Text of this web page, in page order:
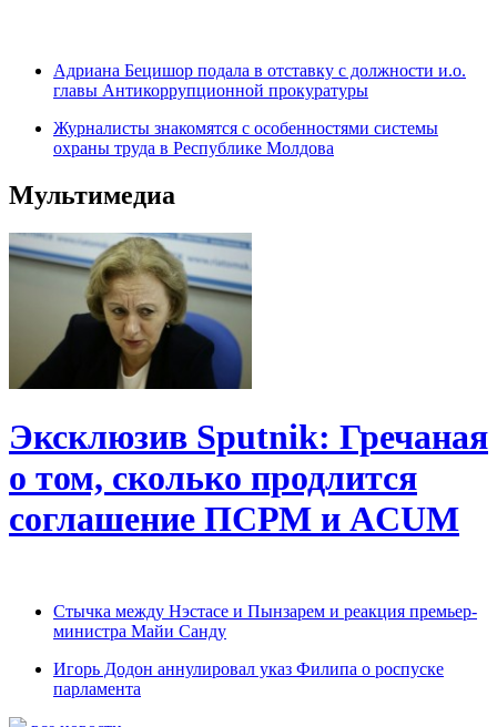
Адриана Бецишор подала в отставку с должности и.о.
главы Антикоррупционной прокуратуры
Журналисты знакомятся с особенностями системы
охраны труда в Республике Молдова
Мультимедиа
Эксклюзив Sputnik: Гречаная
о том, сколько продлится
соглашение ПСРМ и ACUM
Cтычка между Нэстасе и Пынзарем и реакция премьер-
министра Майи Санду
Игорь Додон аннулировал указ Филипа о роспуске
парламента